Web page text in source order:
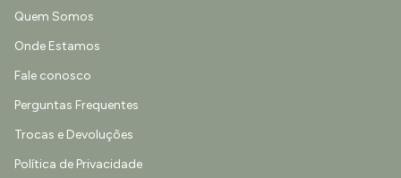
Quem Somos
Onde Estamos
Fale conosco
Perguntas Frequentes
Trocas e Devoluções
Política de Privacidade